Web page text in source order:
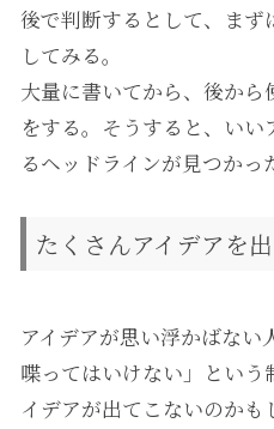
後で判断するとして、ま
してみる。
大量に書いてから、後か
をする。そうすると、い
るヘッドラインが見つかっ
たくさんアイデアを
アイデアが思い浮かばない
喋ってはいけない」とい
イデアが出てこないのかも